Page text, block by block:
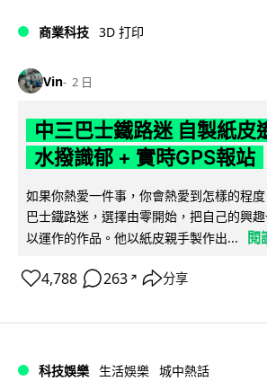
商業科技 3D 打印
Vin 2 日
中三巴士鐵路迷 自製紙皮
水撥識郁 + 實時GPS報站
如果你熱愛一件事，你會熱愛到怎樣的程
巴士鐵路迷，選擇由零開始，把自己的興
以運作的作品。他以紙皮親手製作出...
閱
4,788 263 ↗ 分享
科技娛樂 生活娛樂 城中熱話